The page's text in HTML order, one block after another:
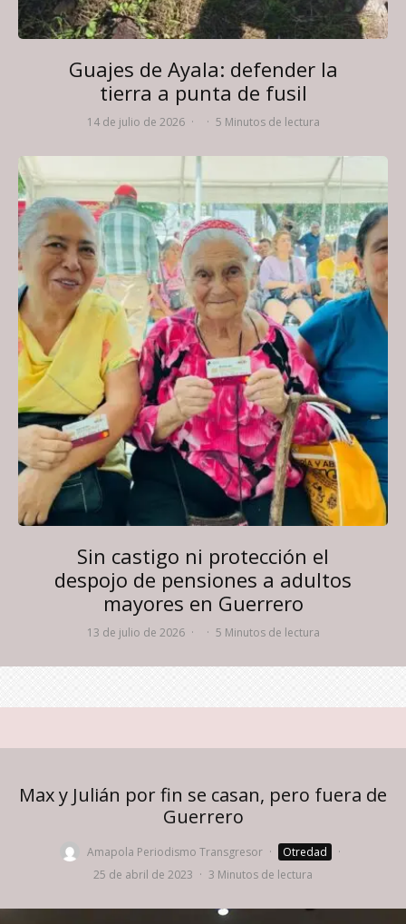
Guajes de Ayala: defender la
tierra a punta de fusil
14 de julio de 2026 · · 5 Minutos de lectura
Sin castigo ni protección el
despojo de pensiones a adultos
mayores en Guerrero
13 de julio de 2026 · · 5 Minutos de lectura
Max y Julián por fin se casan, pero fuera de
Guerrero
Amapola Periodismo Transgresor · Otredad
·
25 de abril de 2023 · 3 Minutos de lectura